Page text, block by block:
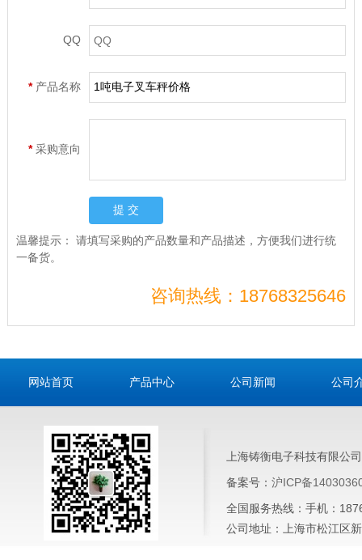
QQ
* 产品名称
*采购意向
温馨提示： 请填写采购的产品数量和产品描述，方便我们进行统
一备货。
咨询热线：18768325646
网站首页 产品中心 公司新闻 公司
上海铸衡电子科技有限公
备案号： 沪ICP备
全国服务热线：手机：
公司地址：上海市松江区